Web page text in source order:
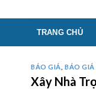
TRANG CHỦ
BÁO GIÁ ,BÁO GIÁ
Xây Nhà